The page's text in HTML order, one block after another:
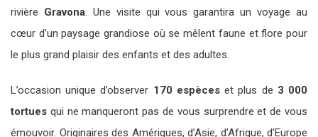
rivière Gravona. Une visite qui vous garantira un voyage au
cœur d’un paysage grandiose où se mêlent faune et flore pour
le plus grand plaisir des enfants et des adultes.
L’occasion unique d’observer 170 espèceset plus de 3 000
tortues qui ne manqueront pas de vous surprendre et de vous
émouvoir. Originaires des Amériques, d’Asie, d’Afrique, d’Europe